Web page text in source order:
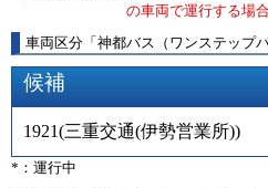
の車両で運行する場
車両区分 「 神都バス（ワンステップバ
候補
1921(三重交通(伊勢営業所))
*：運行中